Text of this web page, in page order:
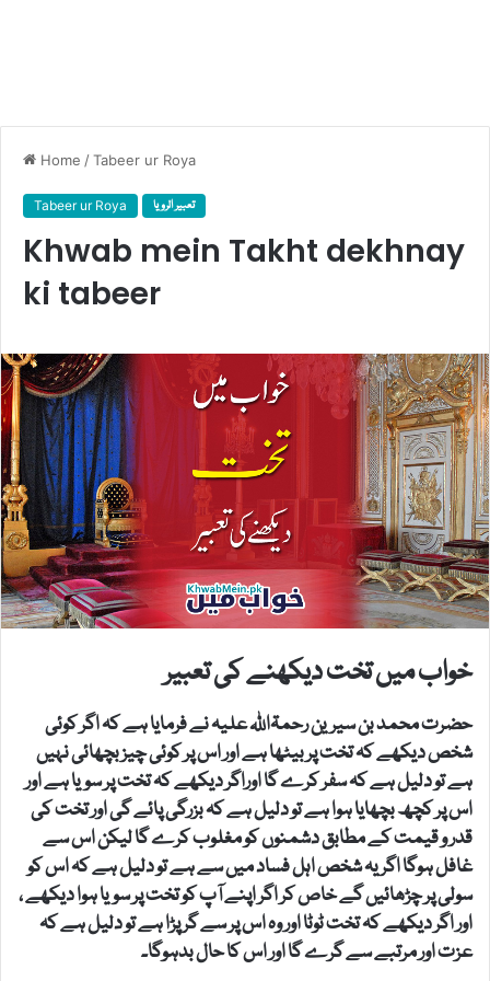
Home /Tabeer ur Roya
Tabeer ur Roya تعبیر الرویا
Khwab mein Takht dekhnay
ki tabeer
خواب میں تخت دیکھنے کی تعبیر
حضرت محمد بن سیرین رحمۃاللہ علیہ نے فرمایا ہے کہ اگر کوئی
شخص دیکھے کہ تخت پر بیٹھا ہے اور اس پر کوئی چیز بچھائی نہیں
ہے تو دلیل ہے کہ سفر کرے گا اوراگر دیکھے کہ تخت پر سویا ہے اور
اس پر کچھ بچھایا ہوا ہے تو دلیل ہے کہ بزرگی پائے گی اور تخت کی
قدر و قیمت کے مطابق دشمنوں کو مغلوب کرے گا لیکن اس سے
غافل ہوگا اگر یہ شخص اہل فساد میں سے ہے تو دلیل ہے کہ اس کو
سولی پر چڑھائیں گے خاص کر اگر اپنے آپ کو تخت پر سویا ہوا دیکھے ،
اور اگر دیکھے کہ تخت ٹوٹا اور وہ اس پر سے گر پڑا ہے تو دلیل ہے کہ
عزت اور مرتبے سے گرے گا اور اس کا حال بدہوگا۔